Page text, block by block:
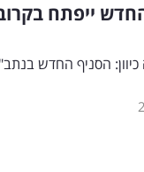
ייפתח
הסניף החדש